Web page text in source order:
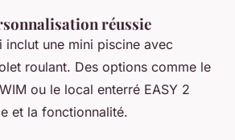
réussie
inclut une mini piscine avec
roulant. Des options comme le
ou le local enterré EASY 2
et la fonctionnalité.